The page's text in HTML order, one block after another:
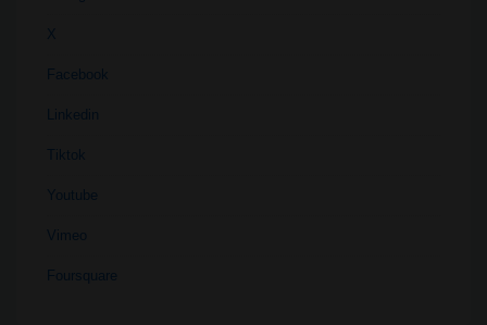
X
Facebook
Linkedin
Tiktok
Youtube
Vimeo
Foursquare